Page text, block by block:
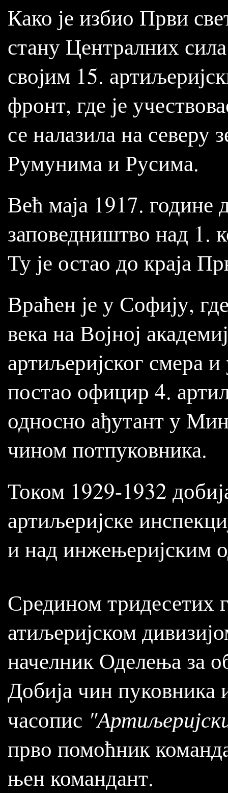
Како је избио Први
стану Централних
својим 15.
фронт, где је
се налазила на
Румунима и Русима.
Већ маја 1917. године
заповедништво над 1.
Ту је остао до краја
Враћен је у Софију,
века на Војној
артиљеријског смера
постао официр 4.
односно ађутант у
чином потпуковника.
Током 1929-1932
артиљеријске
и над инжењеријским
Средином тридесетих
атиљеријском
начелник Оделења за
Добија чин пуковника
часопис
прво помоћник
њен командант.